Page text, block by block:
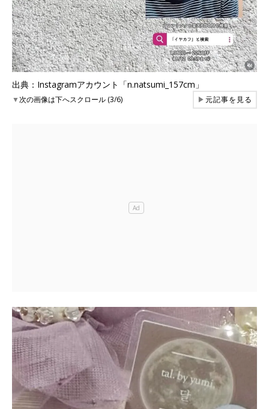
出典：Instagramアカウント「n.natsumi_157cm」
▼次の画像は下へスクロール (3/6) ▶元記事を見る